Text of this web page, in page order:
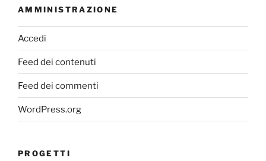
AMMINISTRAZIONE
Accedi
Feed dei contenuti
Feed dei commenti
WordPress.org
PROGETTI